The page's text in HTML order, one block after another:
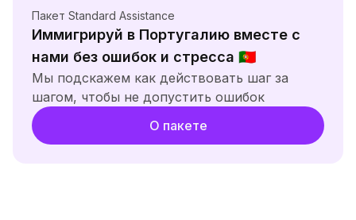
Пакет Standard Assistance
Иммигрируй в Португалию вместе с
нами без ошибок и стресса 🇵🇹
Мы подскажем как действовать шаг за
шагом, чтобы не допустить ошибок
О пакете